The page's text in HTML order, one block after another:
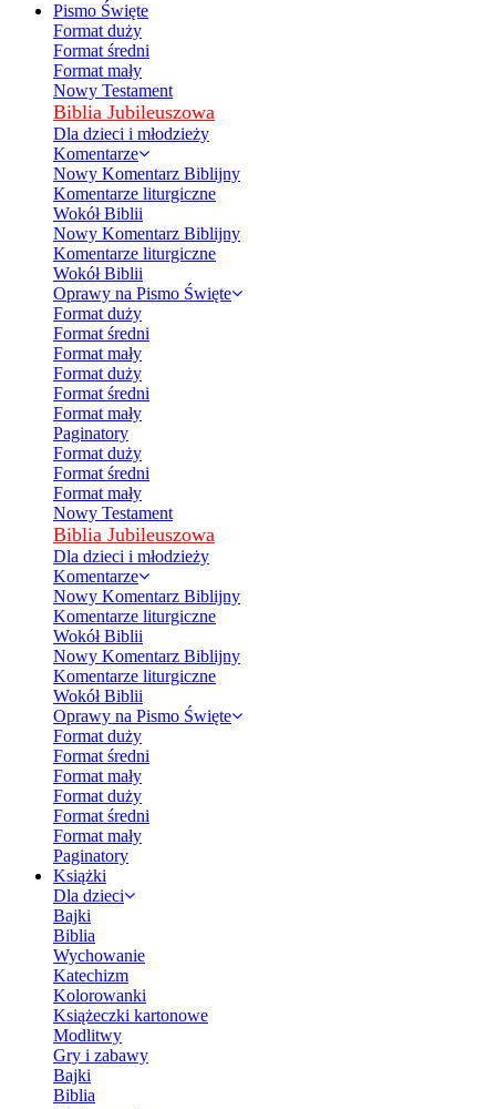
Pismo Święte
Format duży
Format średni
Format mały
Nowy Testament
Biblia Jubileuszowa
Dla dzieci i młodzieży
Komentarze
Nowy Komentarz Biblijny
Komentarze liturgiczne
Wokół Biblii
Nowy Komentarz Biblijny
Komentarze liturgiczne
Wokół Biblii
Oprawy na Pismo Święte
Format duży
Format średni
Format mały
Format duży
Format średni
Format mały
Paginatory
Format duży
Format średni
Format mały
Nowy Testament
Biblia Jubileuszowa
Dla dzieci i młodzieży
Komentarze
Nowy Komentarz Biblijny
Komentarze liturgiczne
Wokół Biblii
Nowy Komentarz Biblijny
Komentarze liturgiczne
Wokół Biblii
Oprawy na Pismo Święte
Format duży
Format średni
Format mały
Format duży
Format średni
Format mały
Paginatory
Książki
Dla dzieci
Bajki
Biblia
Wychowanie
Katechizm
Kolorowanki
Książeczki kartonowe
Modlitwy
Gry i zabawy
Bajki
Biblia